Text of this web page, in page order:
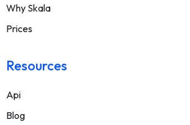
Why Skala
Prices
Resources
Api
Blog